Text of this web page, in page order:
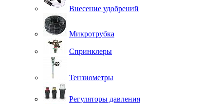
Внесение удобрений
Микротрубка
Спринклеры
Тензиометры
Регуляторы давления